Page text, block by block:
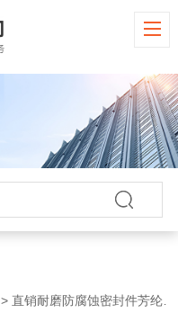
> 直销耐磨防腐蚀密封件芳纶盘根可加工